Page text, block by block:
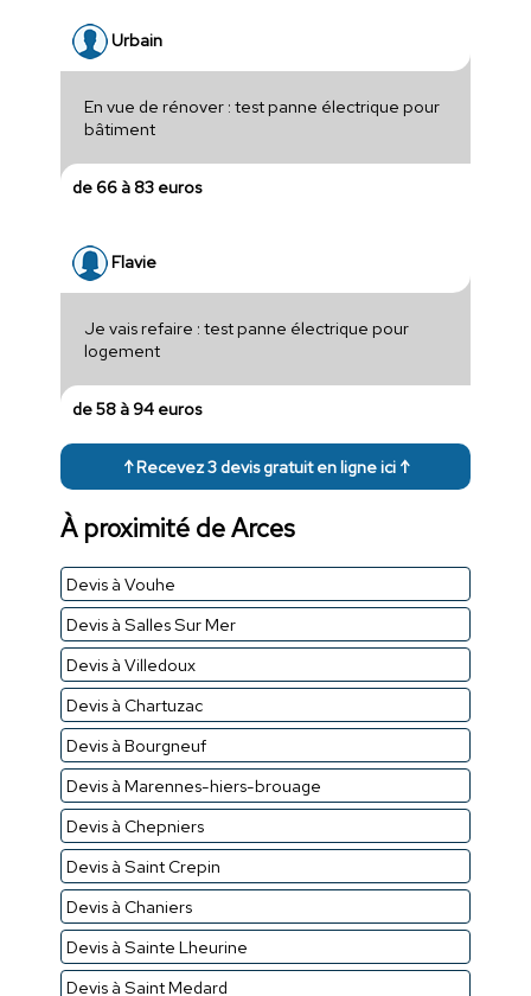
Urbain
En vue de rénover : test panne électrique pour
bâtiment
de 66 à 83 euros
Flavie
Je vais refaire : test panne électrique pour
logement
de 58 à 94 euros
↑ Recevez 3 devis gratuit en ligne ici ↑
À proximité de Arces
Devis à Vouhe
Devis à Salles Sur Mer
Devis à Villedoux
Devis à Chartuzac
Devis à Bourgneuf
Devis à Marennes-hiers-brouage
Devis à Chepniers
Devis à Saint Crepin
Devis à Chaniers
Devis à Sainte Lheurine
Devis à Saint Medard